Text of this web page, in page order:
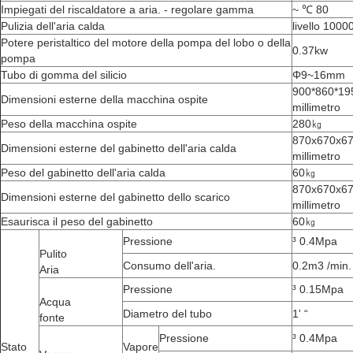
Impiegati del riscaldatore a aria. - regolare gamma
~ ℃ 80
Pulizia dell'aria calda
livello
Potere peristaltico del motore della pompa del lobo o della
pompa
0.37kw
Tubo di gomma del silicio
Φ9~16mm
Dimensioni esterne della macchina ospite
millimetro
Peso della macchina ospite
280㎏
Dimensioni esterne del gabinetto dell'aria calda
millimetro
Peso del gabinetto dell'aria calda
60㎏
Dimensioni esterne del gabinetto dello scarico
millimetro
Esaurisca il peso del gabinetto
60㎏
Stato
Pulito
Aria
Pressione
³ 0.4Mpa
Consumo dell'aria.
0.2m3 /min.
Acqua
fonte
Pressione
³ 0.15Mpa
Diametro del tubo
1' “
Vapore
Pressione
³ 0.4Mpa